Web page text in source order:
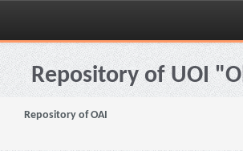
Skip
navigationRepository of UOI
Repository of OAI